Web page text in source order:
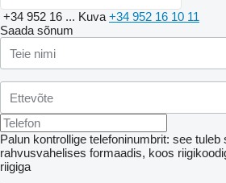
+34 952 16 ... Kuva +34 952 16 10 11
Saada sõnum
Palun kontrollige telefoninumbrit: see tuleb
rahvusvahelises formaadis, koos
riigiga